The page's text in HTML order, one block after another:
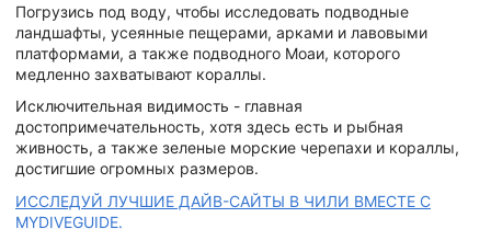
Погрузись под воду, чтобы исследовать подводные
ландшафты, усеянные пещерами, арками и лавовыми
платформами, а также подводного Моаи, которого
медленно захватывают кораллы.
Исключительная видимость - главная
достопримечательность, хотя здесь есть и рыбная
живность, а также зеленые морские черепахи и кораллы,
достигшие огромных размеров.
ИССЛЕДУЙ ЛУЧШИЕ ДАЙВ-САЙТЫ В ЧИЛИ ВМЕСТЕ С
MYDIVEGUIDE.